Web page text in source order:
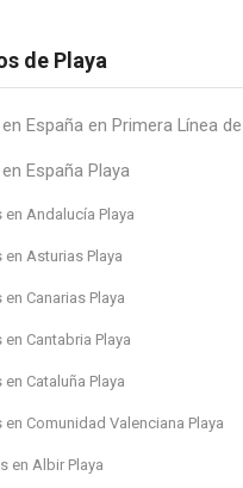
de Playa
España en Primera Línea
España Playa
Andalucía Playa
Asturias Playa
Canarias Playa
Cantabria Playa
Cataluña Playa
Comunidad Valenciana Playa
en Albir Playa